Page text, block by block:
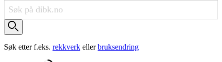
Søk etter f.eks. rekkverk ellerbruksendring